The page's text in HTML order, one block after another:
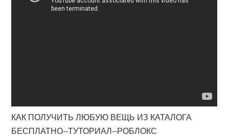
КАК ПОЛУЧИТЬ ЛЮБУЮ ВЕЩЬ ИЗ КАТАЛОГА
БЕСПЛАТНО--ТУТОРИАЛ--РОБЛОКС